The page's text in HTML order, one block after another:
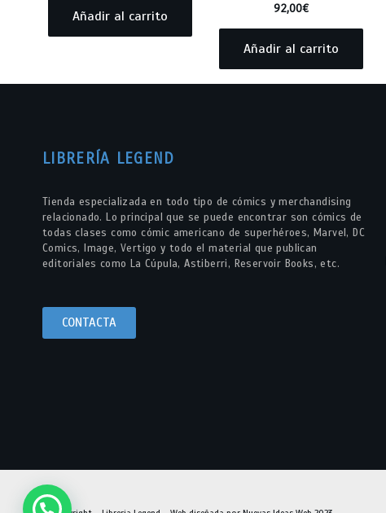
Añadir al carrito 92,00€
Añadir al carrito
LIBRERÍA LEGEND
Tienda especializada en todo tipo de cómics y merchandising
relacionado. Lo principal que se puede encontrar son cómics de
todas clases como cómic americano de superhéroes, Marvel, DC
Comics, Image, Vertigo y todo el material que publican
editoriales como La Cúpula, Astiberri, Reservoir Books, etc.
CONTACTA